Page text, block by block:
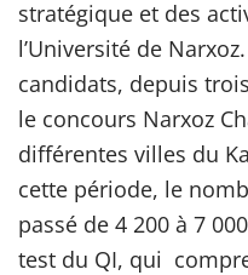
stratégique et des
l’Université de
candidats, depuis
le concours Narxoz
différentes villes du
cette période, le
passé de 4 200 à 7
test du QI, qui